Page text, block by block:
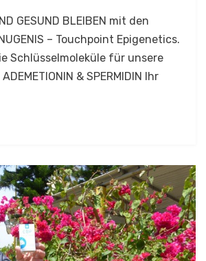
GESUND BLEIBEN mit den
– Touchpoint Epigenetics.
Schlüsselmoleküle für unsere
& SPERMIDIN Ihr